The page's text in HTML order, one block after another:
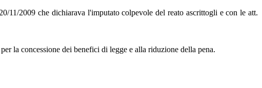
11/2009 che dichiarava l'imputato colpevole del reato ascrittogli e con le att.
la concessione dei benefici di legge e alla riduzione della pena.